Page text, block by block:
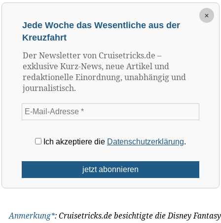
×
Jede Woche das Wesentliche aus der
Kreuzfahrt
Der Newsletter von Cruisetricks.de –
exklusive Kurz-News, neue Artikel und
redaktionelle Einordnung, unabhängig und
journalistisch.
Ich akzeptiere die Datenschutzerklärung.
Anmerkung*: Cruisetricks.de besichtigte die Disney Fantasy